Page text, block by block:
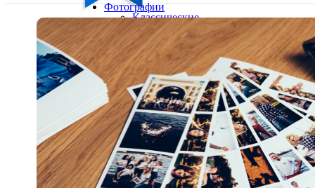
Ваш город:
Ваш регион доставки
Выберите из списка:
Фотографии
Классические
фото
10х10
10х15
13х18
15х15
15х20
20х20
20х30
30х30
30х40
А4
Фото
в